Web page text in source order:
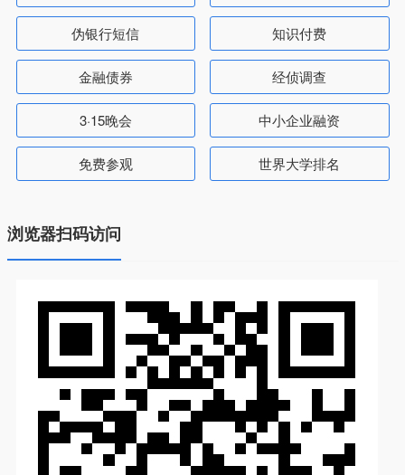
伪银行短信 知识付费
金融债券 经侦调查
3·15晚会 中小企业融资
免费参观 世界大学排名
浏览器扫码访问